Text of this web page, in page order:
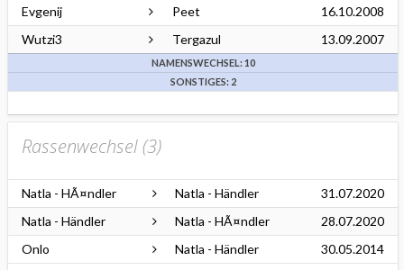
Evgenij
Peet
16.10.2008
Wutzi3
Tergazul 13.09.2007
NAMENSWECHSEL: 10
SONSTIGES: 2
Rassenwechsel (3)
Natla - HÃ¤ndler Natla - Händler
31.07.2020
Natla - Händler
Natla - HÃ¤ndler
28.07.2020
Onlo
Natla - Händler 30.05.2014